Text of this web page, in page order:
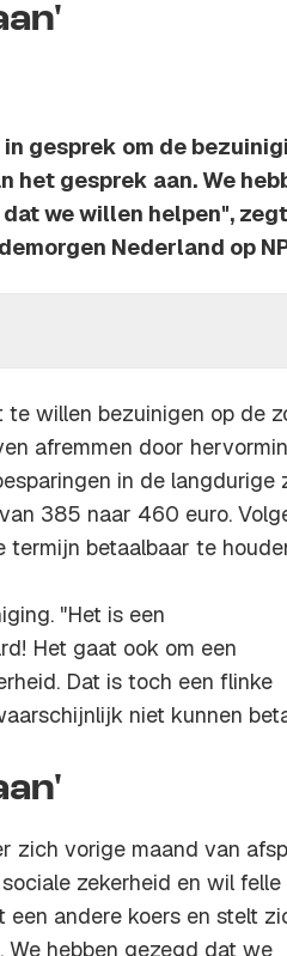
gesprek om de
het gesprek aan. We
we willen helpen", zegt
Nederland op
te willen bezuinigen op de
afremmen door
in de langdurige
385 naar 460 euro.
termijn betaalbaar te
"Het is een
Het gaat ook om een
Dat is toch een flinke
niet kunnen
zich vorige maand van
zekerheid en wil felle
een andere koers en stelt
We hebben gezegd dat we